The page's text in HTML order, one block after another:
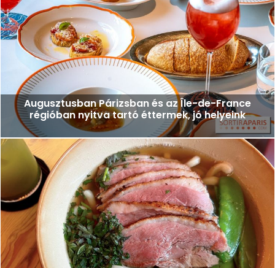
Augusztusban Párizsban és az Île-de-France
régióban nyitva tartó éttermek, jó helyeink